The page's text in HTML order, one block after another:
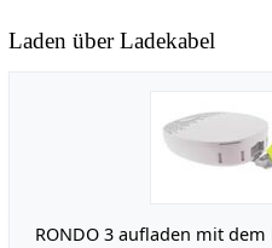
Laden über Ladekabel
RONDO 3 aufladen mit dem